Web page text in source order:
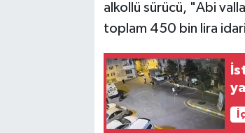
alkollü sürücü, "Abi
toplam 450 bin lira